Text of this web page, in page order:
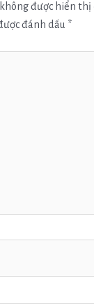
được hiển thị
đánh dấu *